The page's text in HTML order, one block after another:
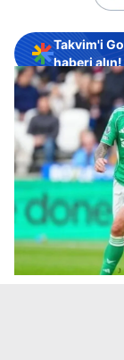
Takvim'i
haberi alın!